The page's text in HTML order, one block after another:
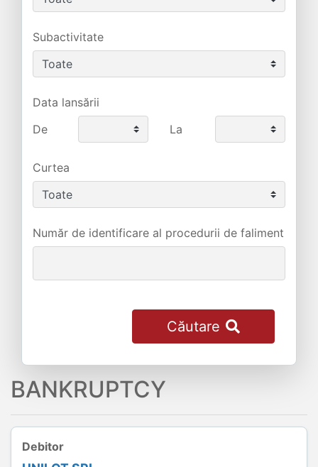
Subactivitate
Data lansării
De
La
Curtea
Număr de identificare al procedurii de faliment
Căutare
BANKRUPTCY
Debitor